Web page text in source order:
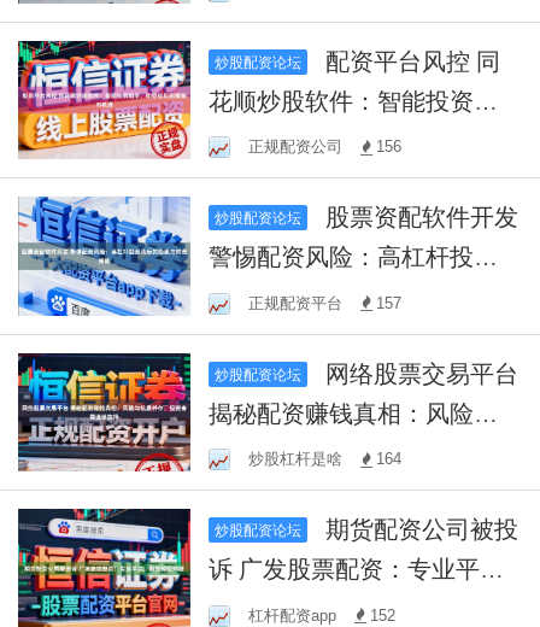
炒股配资论坛
花顺炒股软件：智能投资助
手，助您轻松把握股市机遇
正规配资公司 156
炒股配资论坛
警惕配资风险：高杠杆投资
背后的隐患与防范策略
正规配资平台 157
炒股配资论坛
揭秘配资赚钱真相：风险与
机遇并存，投资者需谨慎抉
择
炒股杠杆是啥 164
炒股配资论坛
期货配资公司被投
诉 广发股票配资：专业平
台，助您轻松炒股
杠杆配资app 152